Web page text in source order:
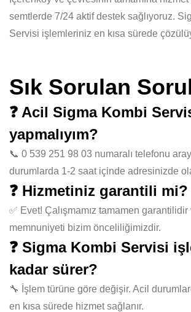
semtlerde 7/24 aktif destek sağlıyoruz.
Servisi işlemleriniz en kısa sürede
Sık Sorulan
❓ Acil Sigma Kombi
yapmalıyım?
📞 0 539 251 98 03 numaralı telefonu
durumlarda 1-2 saat içinde adresinizde
❓ Hizmetiniz garantili mi?
✅ Evet! Çalışmamız tamamen
memnuniyeti bizim önceliliğimizdir.
❓ Sigma Kombi Servisi
kadar sürer?
🔧 İşlem türüne göre değişir. Acil
en kısa sürede hizmet sağlanır.